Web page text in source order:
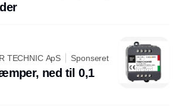
TECHNIC ApS Sponseret
ned til 0,1